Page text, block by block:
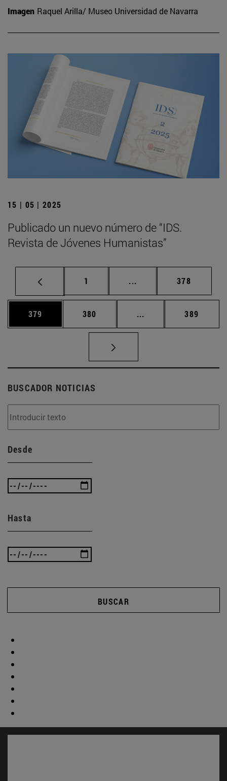
Imagen Raquel Arilla/ Museo Universidad de Navarra
15 | 05 | 2025
Publicado un nuevo número de “IDS.
Revista de Jóvenes Humanistas”
Página
1 ... Páginas intermedias
Página
378
Página
379 Página
380 ... Páginas intermedias
Página
389
BUSCADOR NOTICIAS
Desde
Hasta
BUSCAR